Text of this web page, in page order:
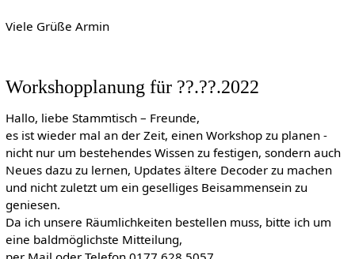
Viele Grüße Armin
Workshopplanung für ??.??.2022
Hallo, liebe Stammtisch – Freunde,
es ist wieder mal an der Zeit, einen Workshop zu planen -
nicht nur um bestehendes Wissen zu festigen, sondern auch
Neues dazu zu lernen, Updates ältere Decoder zu machen
und nicht zuletzt um ein geselliges Beisammensein zu
geniesen.
Da ich unsere Räumlichkeiten bestellen muss, bitte ich um
eine baldmöglichste Mitteilung,